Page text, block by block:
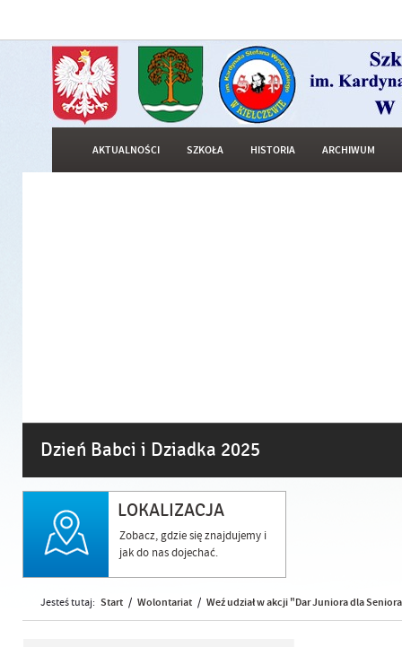
AKTUALNOŚCI SZKOŁA HISTORIA ARCHIWUM
Dzień Babci i Dziadka 2025
LOKALIZACJA
Zobacz, gdzie się znajdujemy i
jak do nas dojechać.
Jesteś tutaj: Start / Wolontariat / Weź udział w akcji "Dar Juniora dla